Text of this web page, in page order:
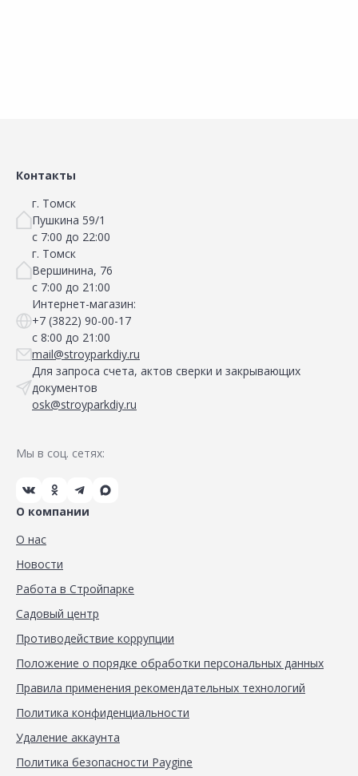
Контакты
г. Томск
Пушкина 59/1
с 7:00 до 22:00
г. Томск
Вершинина, 76
с 7:00 до 21:00
Интернет-магазин:
+7 (3822) 90-00-17
с 8:00 до 21:00
mail@stroyparkdiy.ru
Для запроса счета, актов сверки и закрывающих
документов
osk@stroyparkdiy.ru
Мы в соц. сетях:
О компании
О нас
Новости
Работа в Стройпарке
Садовый центр
Противодействие коррупции
Положение о порядке обработки персональных данных
Правила применения рекомендательных технологий
Политика конфиденциальности
Удаление аккаунта
Политика безопасности Paygine